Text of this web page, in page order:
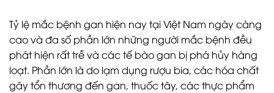
Tỷ lệ mắc bệnh gan hiện nay tại Việt Nam ngày càng
cao và đa số phần lớn những người mắc bệnh đều
phát hiện rất trễ và các tế bào gan bị phá hủy hàng
loạt. Phần lớn là do lạm dụng rượu bia, các hóa chất
gây tổn thương đến gan, thuốc tây, các thực phẩm